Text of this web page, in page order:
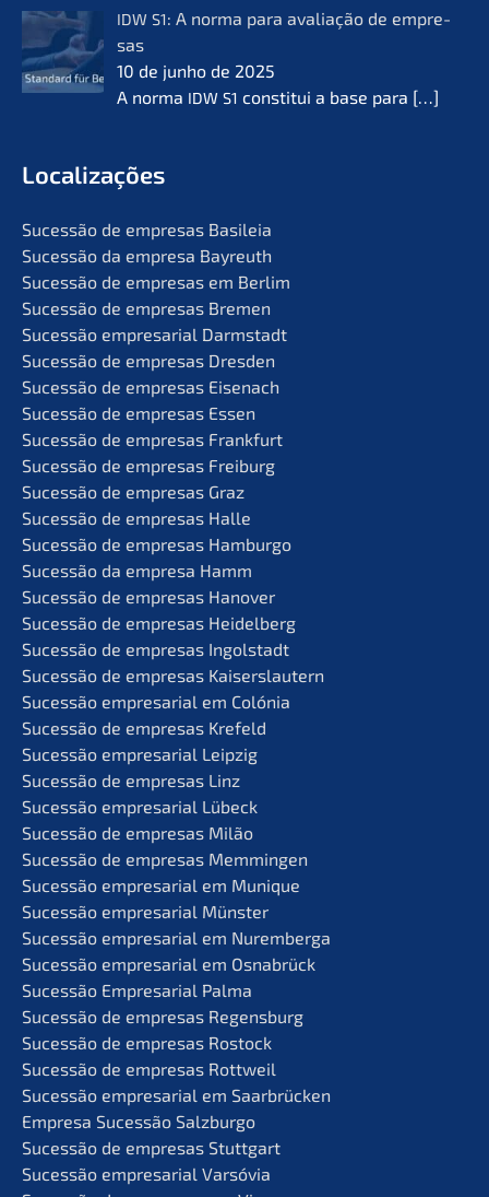
IDW S1: A norma para avalia­ção de empre­
sas
10 de junho de 2025
A norma IDW S1 consti­tui a base para […]
Locali­za­ções
Suces­são de empre­sas Basileia
Suces­são da empre­sa Bayreuth
Suces­são de empre­sas em Berlim
Suces­são de empre­sas Bremen
Suces­são empre­sa­ri­al Darmstadt
Suces­são de empre­sas Dresden
Suces­são de empre­sas Eisenach
Suces­são de empre­sas Essen
Suces­são de empre­sas Frankfurt
Suces­são de empre­sas Freiburg
Suces­são de empre­sas Graz
Suces­são de empre­sas Halle
Suces­são de empre­sas Hamburgo
Suces­são da empre­sa Hamm
Suces­são de empre­sas Hanover
Suces­são de empre­sas Heidelberg
Suces­são de empre­sas Ingolstadt
Suces­são de empre­sas Kaiserslautern
Suces­são empre­sa­ri­al em Colónia
Suces­são de empre­sas Krefeld
Suces­são empre­sa­ri­al Leipzig
Suces­são de empre­sas Linz
Suces­são empre­sa­ri­al Lübeck
Suces­são de empre­sas Milão
Suces­são de empre­sas Memmingen
Suces­são empre­sa­ri­al em Munique
Suces­são empre­sa­ri­al Münster
Suces­são empre­sa­ri­al em Nuremberga
Suces­são empre­sa­ri­al em Osnabrück
Suces­são Empre­sa­ri­al Palma
Suces­são de empre­sas Regensburg
Suces­são de empre­sas Rostock
Suces­são de empre­sas Rottweil
Suces­são empre­sa­ri­al em Saarbrücken
Empre­sa Suces­são Salzburgo
Suces­são de empre­sas Stuttgart
Suces­são empre­sa­ri­al Varsóvia